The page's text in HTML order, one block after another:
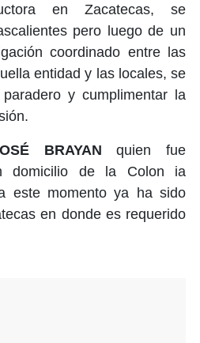
en Zacatecas, se
pero luego de un
coordinado entre las
entidad y las locales, se
y cumplimentar la
BRAYANquien fue
domicilio de la Colon ia
este momento ya ha sido
en donde es requerido